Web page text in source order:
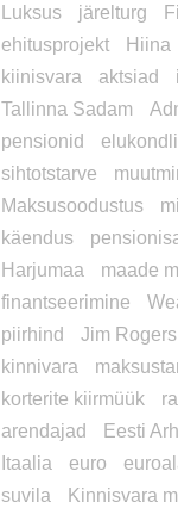
Luksus
järelturg
ehitusprojekt
Hiina
kiinisvara
aktsiad
Tallinna Sadam
pensionid
sihtotstarve
Maksusoodustus
käendus
Harjumaa
maade
finantseerimine
piirhind
Jim Rogers
kinnivara
korterite kiirmüük
arendajad
Eesti
Itaalia
euro
suvila
Kinnisvara